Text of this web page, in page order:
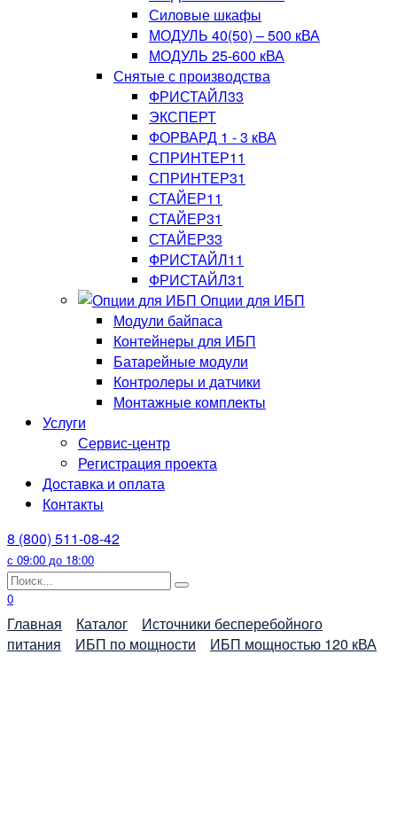
Силовые шкафы
МОДУЛЬ 40(50) – 500 кВА
МОДУЛЬ 25-600 кВА
Снятые с производства
ФРИСТАЙЛ33
ЭКСПЕРТ
ФОРВАРД 1 - 3 кВА
СПРИНТЕР11
СПРИНТЕР31
СТАЙЕР11
СТАЙЕР31
СТАЙЕР33
ФРИСТАЙЛ11
ФРИСТАЙЛ31
Опции для ИБП
Модули байпаса
Контейнеры для ИБП
Батарейные модули
Контролеры и датчики
Монтажные комплекты
Услуги
Сервис-центр
Регистрация проекта
Доставка и оплата
Контакты
8 (800) 511-08-42
с 09:00 до 18:00
Search
for:
0
Главная Каталог
Источники бесперебойного
питания
ИБП по мощности ИБП мощностью 120 кВА